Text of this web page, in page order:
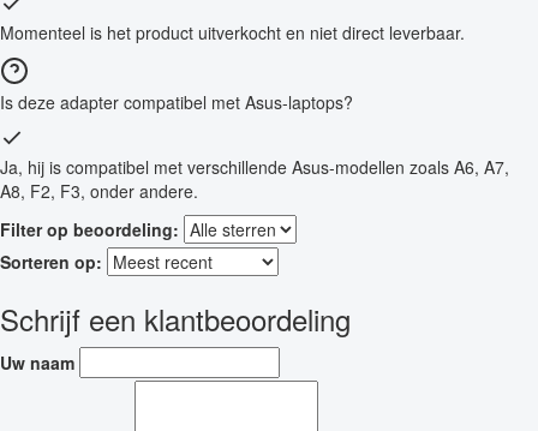
Momenteel is het product uitverkocht en niet direct leverbaar.
Is deze adapter compatibel met Asus-laptops?
Ja, hij is compatibel met verschillende Asus-modellen zoals A6, A7,
A8, F2, F3, onder andere.
Filter op beoordeling:
Sorteren op:
Schrijf een klantbeoordeling
Uw naam